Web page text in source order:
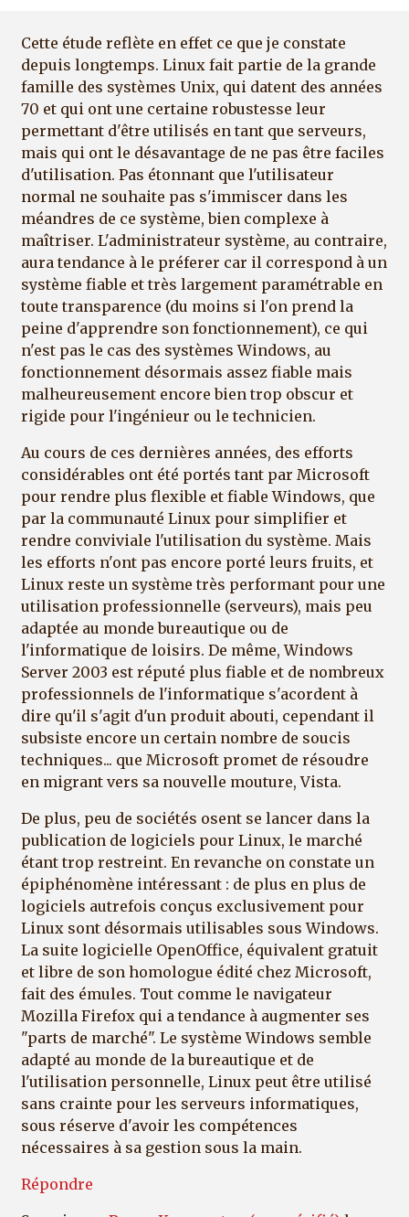
Cette étude reflète en effet ce que je constate
depuis longtemps. Linux fait partie de la grande
famille des systèmes Unix, qui datent des années
70 et qui ont une certaine robustesse leur
permettant d'être utilisés en tant que serveurs,
mais qui ont le désavantage de ne pas être faciles
d'utilisation. Pas étonnant que l'utilisateur
normal ne souhaite pas s'immiscer dans les
méandres de ce système, bien complexe à
maîtriser. L'administrateur système, au contraire,
aura tendance à le préferer car il correspond à un
système fiable et très largement paramétrable en
toute transparence (du moins si l'on prend la
peine d'apprendre son fonctionnement), ce qui
n'est pas le cas des systèmes Windows, au
fonctionnement désormais assez fiable mais
malheureusement encore bien trop obscur et
rigide pour l'ingénieur ou le technicien.
Au cours de ces dernières années, des efforts
considérables ont été portés tant par Microsoft
pour rendre plus flexible et fiable Windows, que
par la communauté Linux pour simplifier et
rendre conviviale l'utilisation du système. Mais
les efforts n'ont pas encore porté leurs fruits, et
Linux reste un système très performant pour une
utilisation professionnelle (serveurs), mais peu
adaptée au monde bureautique ou de
l'informatique de loisirs. De même, Windows
Server 2003 est réputé plus fiable et de nombreux
professionnels de l'informatique s'acordent à
dire qu'il s'agit d'un produit abouti, cependant il
subsiste encore un certain nombre de soucis
techniques... que Microsoft promet de résoudre
en migrant vers sa nouvelle mouture, Vista.
De plus, peu de sociétés osent se lancer dans la
publication de logiciels pour Linux, le marché
étant trop restreint. En revanche on constate un
épiphénomène intéressant : de plus en plus de
logiciels autrefois conçus exclusivement pour
Linux sont désormais utilisables sous Windows.
La suite logicielle OpenOffice, équivalent gratuit
et libre de son homologue édité chez Microsoft,
fait des émules. Tout comme le navigateur
Mozilla Firefox qui a tendance à augmenter ses
"parts de marché". Le système Windows semble
adapté au monde de la bureautique et de
l'utilisation personnelle, Linux peut être utilisé
sans crainte pour les serveurs informatiques,
sous réserve d'avoir les compétences
nécessaires à sa gestion sous la main.
Répondre